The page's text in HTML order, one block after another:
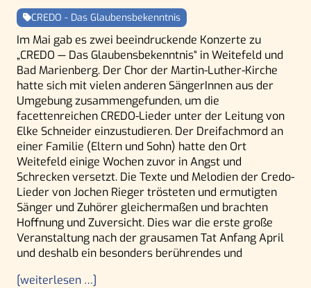
CREDO - Das Glaubensbekenntnis
Im Mai gab es zwei beeindruckende Konzerte zu
„CREDO — Das Glaubensbekenntnis“ in Weitefeld und
Bad Marienberg. Der Chor der Martin-Luther-Kirche
hatte sich mit vielen anderen SängerInnen aus der
Umgebung zusammengefunden, um die
facettenreichen CREDO-Lieder unter der Leitung von
Elke Schneider einzustudieren. Der Dreifachmord an
einer Familie (Eltern und Sohn) hatte den Ort
Weitefeld einige Wochen zuvor in Angst und
Schrecken versetzt. Die Texte und Melodien der Credo-
Lieder von Jochen Rieger trösteten und ermutigten
Sänger und Zuhörer gleichermaßen und brachten
Hoffnung und Zuversicht. Dies war die erste große
Veranstaltung nach der grausamen Tat Anfang April
und deshalb ein besonders berührendes und
[weiterlesen …]